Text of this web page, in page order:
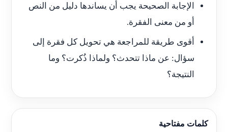
الإجابة الصحيحة يجب أن يساندها دليل من النص
أو من معنى الفقرة.
أقوى طريقة للمراجعة هي تحويل كل فقرة إلى
سؤال: عن ماذا تتحدث؟ ولماذا ذُكرت؟ وما
النتيجة؟
كلمات مفتاحية